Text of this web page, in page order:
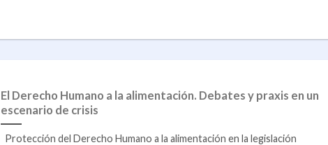
El Derecho Humano a la alimentación. Debates y praxis en un
escenario de crisis
Protección del Derecho Humano a la alimentación en la legislación